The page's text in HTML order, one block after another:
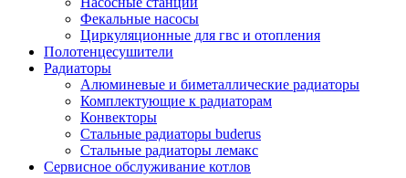
Фекальные насосы
Циркуляционные для гвс и отопления
Полотенцесушители
Радиаторы
Алюминевые и биметаллические радиаторы
Комплектующие к радиаторам
Конвекторы
Стальные радиаторы buderus
Стальные радиаторы лемакс
Сервисное обслуживание котлов